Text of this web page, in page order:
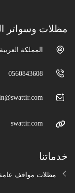
مظلات وسواتر
المملكة
0560843608
swattir.com
خدماتنا
مظلات مواقف